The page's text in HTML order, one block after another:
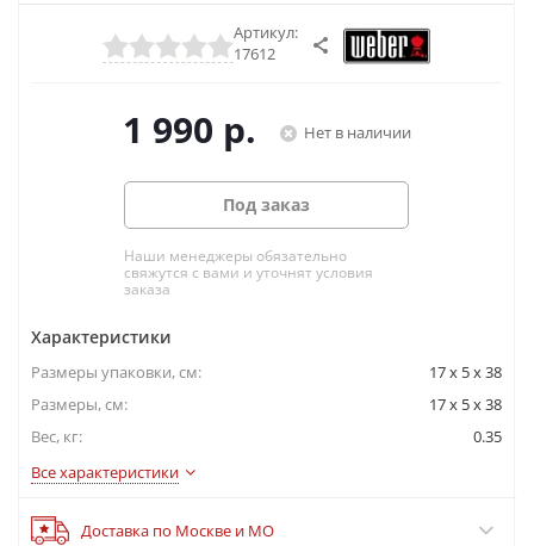
Артикул:
17612
1 990 р. Нет в наличии
Под заказ
Наши менеджеры обязательно
свяжутся с вами и уточнят условия
заказа
Характеристики
Размеры упаковки, cм:
17 x 5 x 38
Размеры, см:
17 x 5 x 38
Вес, кг:
0.35
Все характеристики
Доставка по Москве и МО